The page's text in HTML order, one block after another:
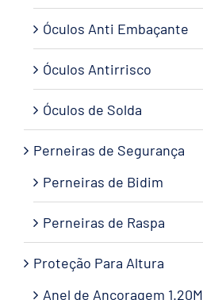
Óculos Anti Embaçante
Óculos Antirrisco
Óculos de Solda
Perneiras de Segurança
Perneiras de Bidim
Perneiras de Raspa
Proteção Para Altura
Anel de Ancoragem 1.20M